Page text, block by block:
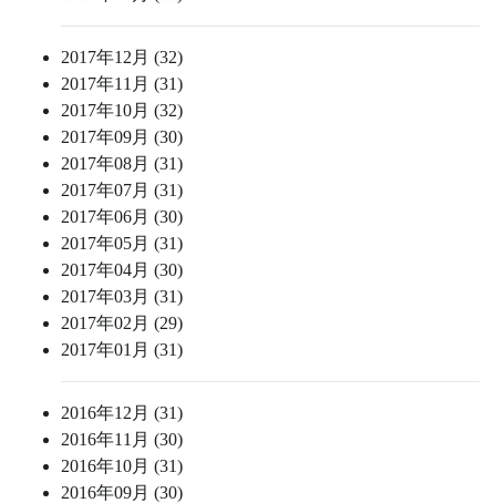
2017年12月 (32)
2017年11月 (31)
2017年10月 (32)
2017年09月 (30)
2017年08月 (31)
2017年07月 (31)
2017年06月 (30)
2017年05月 (31)
2017年04月 (30)
2017年03月 (31)
2017年02月 (29)
2017年01月 (31)
2016年12月 (31)
2016年11月 (30)
2016年10月 (31)
2016年09月 (30)